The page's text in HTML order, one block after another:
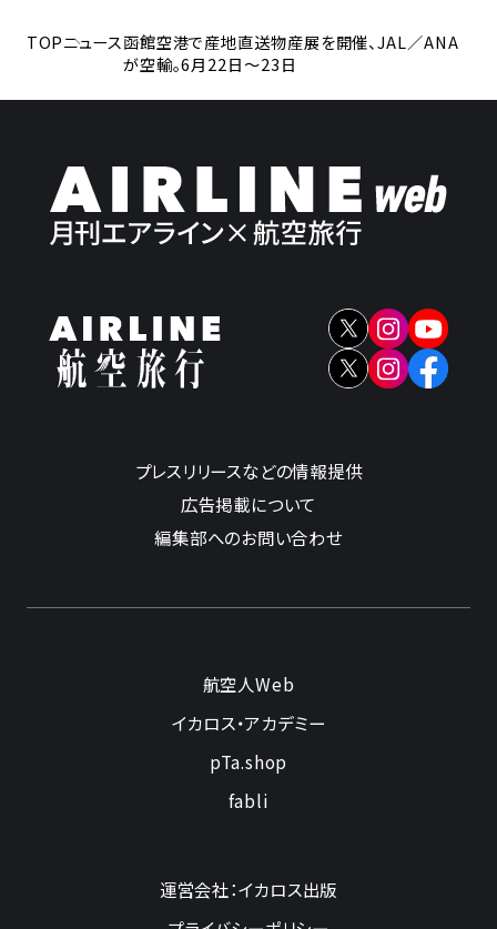
TOPニュース函館空港で産地直送物産展を開催、JAL／ANA
が空輸。6月22日～23日
プレスリリースなどの情報提供
広告掲載について
編集部へのお問い合わせ
航空人Web
イカロス・アカデミー
pTa.shop
fabli
運営会社：イカロス出版